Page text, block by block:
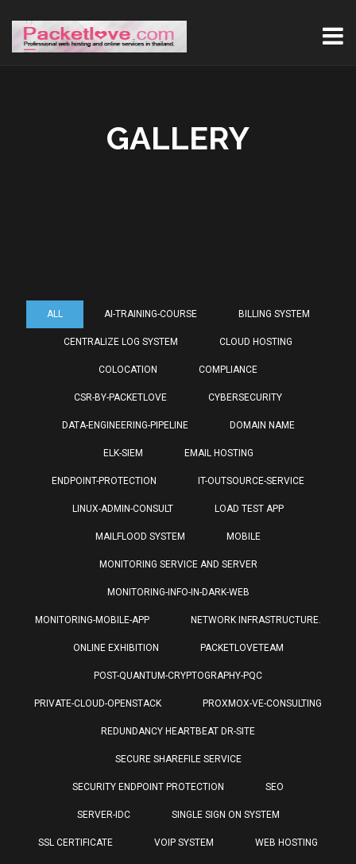
GALLERY
ALL AI-TRAINING-COURSE BILLING SYSTEM
CENTRALIZE LOG SYSTEM CLOUD HOSTING
COLOCATION COMPLIANCE
CSR-BY-PACKETLOVE CYBERSECURITY
DATA-ENGINEERING-PIPELINE DOMAIN NAME
ELK-SIEM EMAIL HOSTING
ENDPOINT-PROTECTION IT-OUTSOURCE-SERVICE
LINUX-ADMIN-CONSULT LOAD TEST APP
MAILFLOOD SYSTEM MOBILE
MONITORING SERVICE AND SERVER
MONITORING-INFO-IN-DARK-WEB
MONITORING-MOBILE-APP NETWORK INFRASTRUCTURE.
ONLINE EXHIBITION PACKETLOVETEAM
POST-QUANTUM-CRYPTOGRAPHY-PQC
PRIVATE-CLOUD-OPENSTACK PROXMOX-VE-CONSULTING
REDUNDANCY HEARTBEAT DR-SITE
SECURE SHAREFILE SERVICE
SECURITY ENDPOINT PROTECTION SEO
SERVER-IDC SINGLE SIGN ON SYSTEM
SSL CERTIFICATE VOIP SYSTEM WEB HOSTING